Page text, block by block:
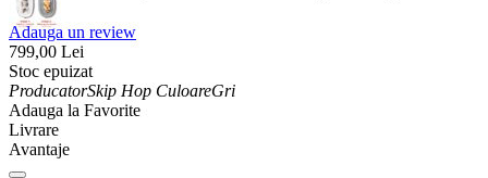
Adauga un review
799,00 Lei
Stoc epuizat
ProducatorSkip Hop CuloareGri
Adauga la Favorite
Livrare
Avantaje